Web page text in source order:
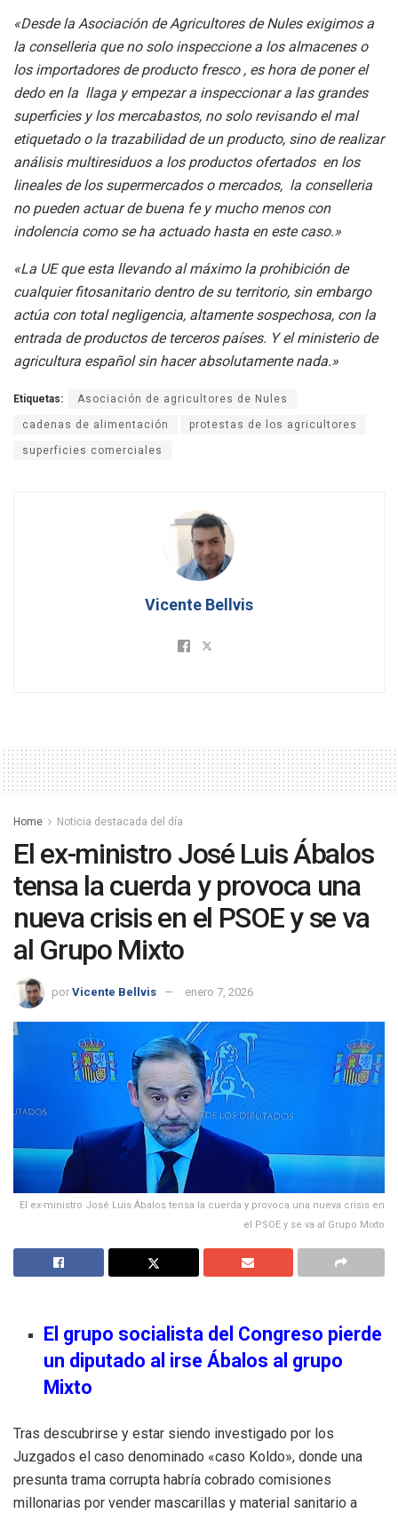
«Desde la Asociación de Agricultores de Nules exigimos a
la conselleria que no solo inspeccione a los almacenes o
los importadores de producto fresco , es hora de poner el
dedo en la llaga y empezar a inspeccionar a las grandes
superficies y los mercabastos, no solo revisando el mal
etiquetado o la trazabilidad de un producto, sino de realizar
análisis multiresiduos a los productos ofertados en los
lineales de los supermercados o mercados, la conselleria
no pueden actuar de buena fe y mucho menos con
indolencia como se ha actuado hasta en este caso.»
«La UE que esta llevando al máximo la prohibición de
cualquier fitosanitario dentro de su territorio, sin embargo
actúa con total negligencia, altamente sospechosa, con la
entrada de productos de terceros países. Y el ministerio de
agricultura español sin hacer absolutamente nada.»
Etiquetas: Asociación de agricultores de Nules
cadenas de alimentación protestas de los agricultores
superficies comerciales
Vicente Bellvis
Home Noticia destacada del día
El ex-ministro José Luis Ábalos
tensa la cuerda y provoca una
nueva crisis en el PSOE y se va
al Grupo Mixto
por Vicente Bellvis enero 7, 2026
El ex-ministro José Luis Ábalos tensa la cuerda y provoca una nueva crisis en
el PSOE y se va al Grupo Mixto
El grupo socialista del Congreso pierde
un diputado al irse Ábalos al grupo
Mixto
Tras descubrirse y estar siendo investigado por los
Juzgados el caso denominado «caso Koldo», donde una
presunta trama corrupta habría cobrado comisiones
millonarias por vender mascarillas y material sanitario a